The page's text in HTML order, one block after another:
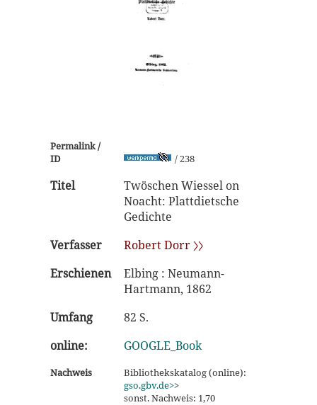
Permalink /
ID
/ 238
Titel
Twöschen Wiessel on
Noacht: Plattdietsche
Gedichte
Verfasser
Robert Dorr 〉〉
Erschienen
Elbing : Neumann-
Hartmann, 1862
Umfang
82 S.
online:
GOOGLE_Book
Nachweis
Bibliothekskatalog (online):
gso.gbv.de>>
sonst. Nachweis: 1,70